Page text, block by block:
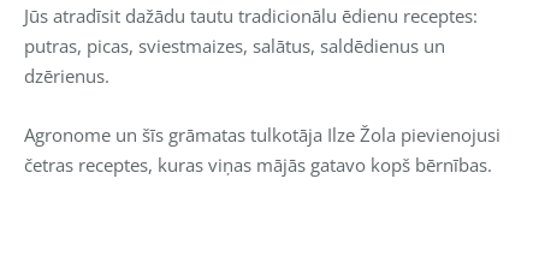
Jūs atradīsit dažādu tautu tradicionālu ēdienu receptes:
putras, picas, sviestmaizes, salātus, saldēdienus un
dzērienus.
Agronome un šīs grāmatas tulkotāja Ilze Žola pievienojusi
četras receptes, kuras viņas mājās gatavo kopš bērnības.